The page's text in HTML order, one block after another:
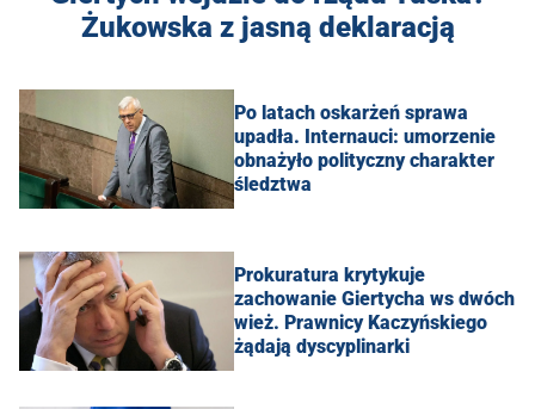
Żukowska z jasną deklaracją
Po latach oskarżeń sprawa
upadła. Internauci: umorzenie
obnażyło polityczny charakter
śledztwa
Prokuratura krytykuje
zachowanie Giertycha ws dwóch
wież. Prawnicy Kaczyńskiego
żądają dyscyplinarki